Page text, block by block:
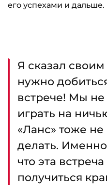
его успехами и дальше.
Я сказал
нужно
встрече! Мы
играть на
«Ланс» тоже не
делать.
что эта
получиться